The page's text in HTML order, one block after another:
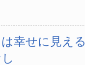
は幸せに見え